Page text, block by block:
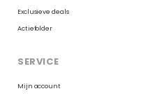
Exclusieve deals
Actiefolder
SERVICE
Mijn account